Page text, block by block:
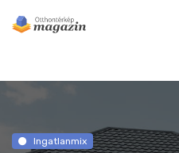
Ingatlanmix